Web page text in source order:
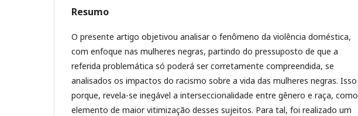
Resumo
O presente artigo objetivou analisar o fenômeno da violência doméstica,
com enfoque nas mulheres negras, partindo do pressuposto de que a
referida problemática só poderá ser corretamente compreendida, se
analisados os impactos do racismo sobre a vida das mulheres negras. Isso
porque, revela-se inegável a interseccionalidade entre gênero e raça, como
elemento de maior vitimização desses sujeitos. Para tal, foi realizado um